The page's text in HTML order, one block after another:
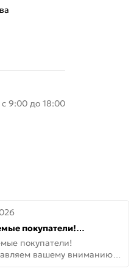
с 9:00 до 18:00
покупатели!
вашему вниманию
от Armadillo!
покупатели!
вашему вниманию
от Armadillo! Новая